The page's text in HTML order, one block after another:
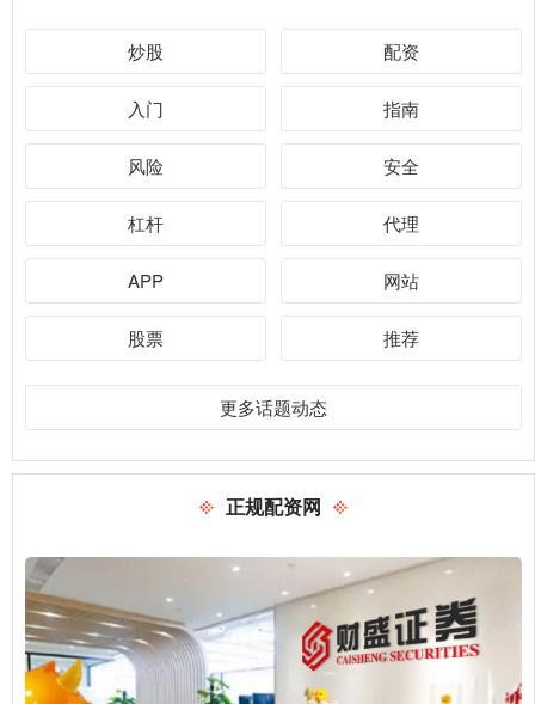
炒股 配资
入门 指南
风险 安全
杠杆 代理
APP 网站
股票 推荐
更多话题动态
正规配资网